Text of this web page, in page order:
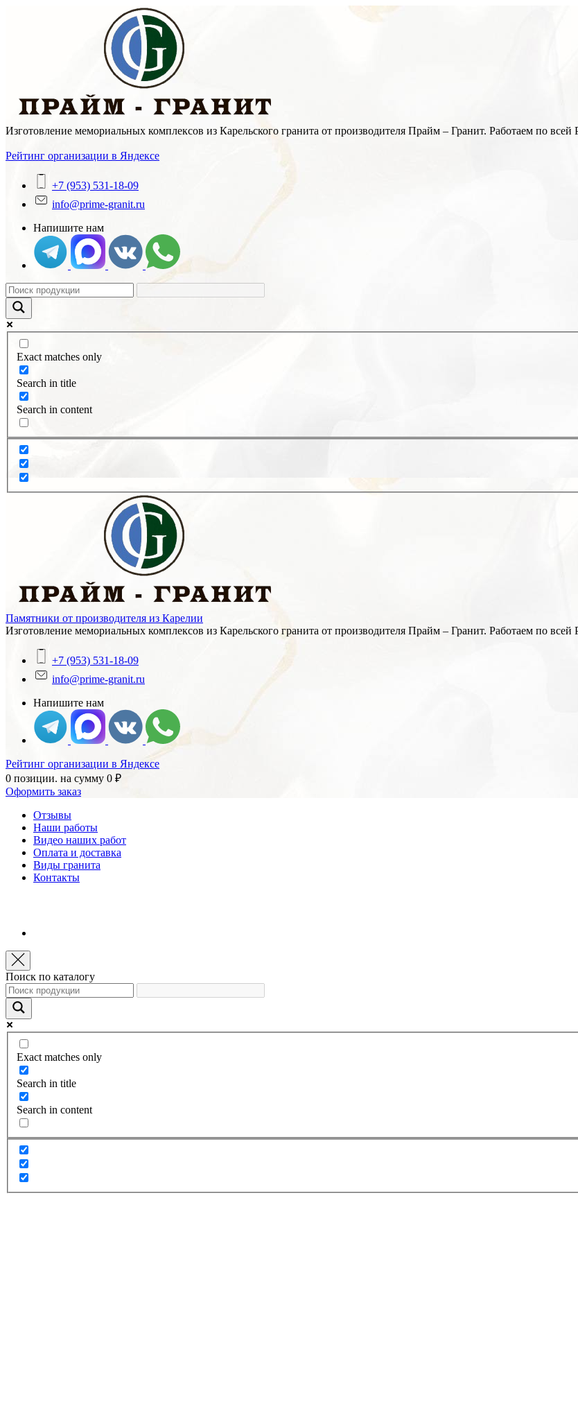
Изготовление мемориальных комплексов из Карельского гранита от производителя Прайм – Гранит. Работаем по всей
Рейтинг организации в Яндексе
+7 (953) 531-18-09
info@prime-granit.ru
Напишите нам
Exact matches only
Search in title
Search in content
Памятники от производителя из Карелии
Изготовление мемориальных комплексов из Карельского гранита от производителя Прайм – Гранит. Работаем по всей
+7 (953) 531-18-09
info@prime-granit.ru
Напишите нам
Рейтинг организации в Яндексе
0 позиции. на сумму 0 ₽
Оформить заказ
Отзывы
Наши работы
Видео наших работ
Оплата и доставка
Виды гранита
Контакты
Поиск по каталогу
Exact matches only
Search in title
Search in content